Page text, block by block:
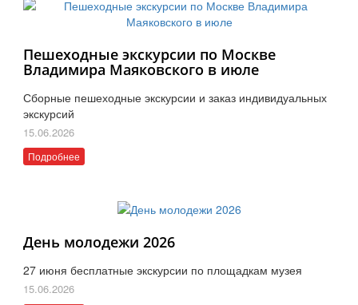
Пешеходные экскурсии по Москве
Владимира Маяковского в июле
Сборные пешеходные экскурсии и заказ индивидуальных
экскурсий
15.06.2026
Подробнее
День молодежи 2026
27 июня бесплатные экскурсии по площадкам музея
15.06.2026